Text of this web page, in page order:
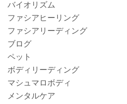
バイオリズム
ファシアヒーリング
ファシアリーディング
ブログ
ペット
ボディリーディング
マシュマロボディ
メンタルケア